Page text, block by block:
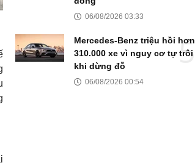
06/08/2026 03:33
Mercedes-Benz triệu hồi hơn
310.000 xe vì nguy cơ tự trôi
khi dừng đỗ
06/08/2026 00:54